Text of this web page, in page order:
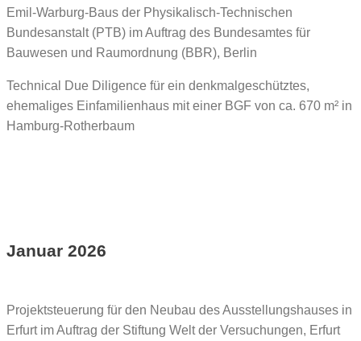
Emil-Warburg-Baus der Physikalisch-Technischen
Bundesanstalt (PTB) im Auftrag des Bundesamtes für
Bauwesen und Raumordnung (BBR), Berlin
Technical Due Diligence für ein denkmalgeschütztes,
ehemaliges Einfamilienhaus mit einer BGF von ca. 670 m² in
Hamburg-Rotherbaum
Januar 2026
Projektsteuerung für den Neubau des Ausstellungshauses in
Erfurt im Auftrag der Stiftung Welt der Versuchungen, Erfurt